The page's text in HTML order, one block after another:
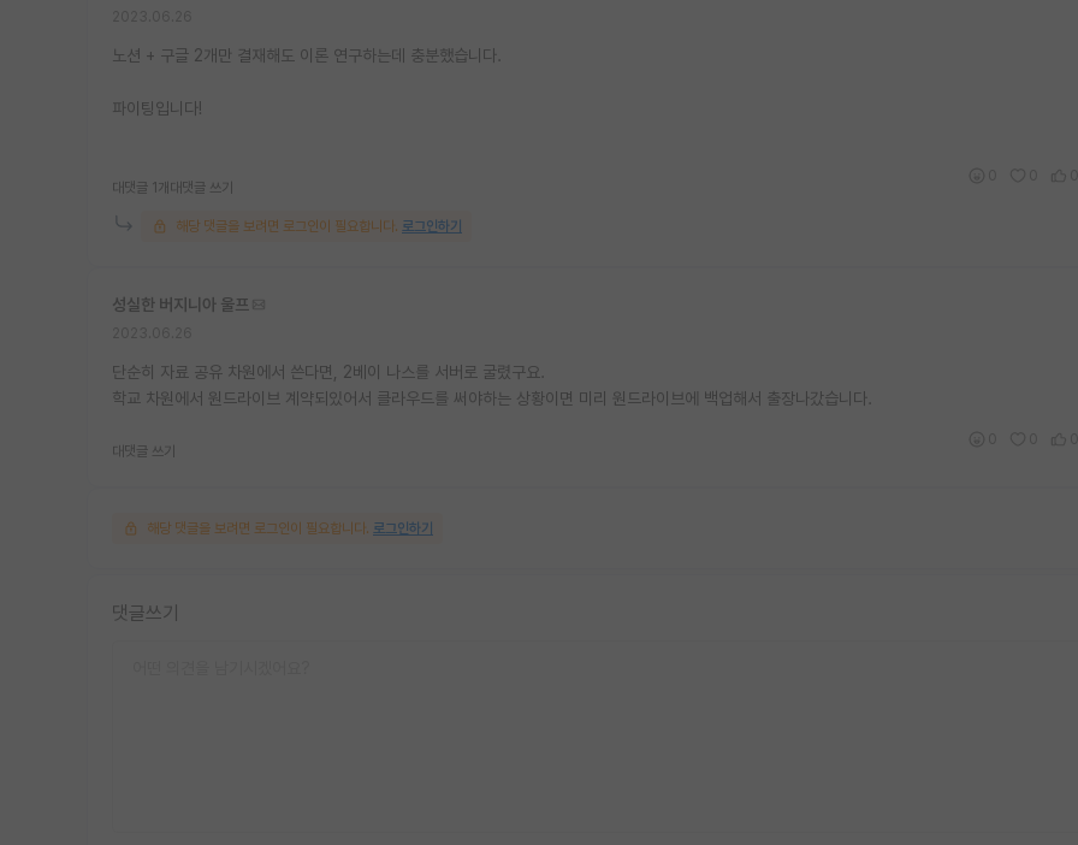
노션 + 구글 2개만 결재해도 이론 연구하는데 충분했습니다.
파이팅입니다!
대댓글 1개 대댓글 쓰기
해당 댓글을 보려면 로그인이 필요합니다. 로그인하기
성실한 버지니아 울프
단순히 자료 공유 차원에서 쓴다면, 2베이 나스를 서버로 굴렸구요.
학교 차원에서 원드라이브 계약되있어서 클라우드를 써야하는 상황이면 미리 원드라이브에 백업해서 출장나갔습니다.
대댓글 쓰기
해당 댓글을 보려면 로그인이 필요합니다. 로그인하기
댓글쓰기